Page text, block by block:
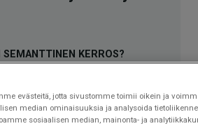
SEMANTTINEN KERROS?
investoivat data-
rakentavat lakehouse-
ja lataavat dataa
lähteistä. Silti kun joku
liikevaihto oli viime
evästeitä, jotta sivustomme toimii oikein ja
median ominaisuuksia ja analysoida
sosiaalisen median, mainonta- ja